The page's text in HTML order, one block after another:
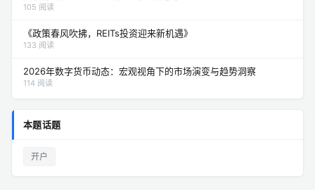
105 阅读
《政策春风吹拂，REITs投资迎来新机遇》
133 阅读
2026年数字货币动态：宏观视角下的市场演变与趋势洞察
114 阅读
本题话题
开户